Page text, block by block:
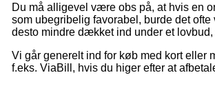
Du må alligevel være obs på, at hvis en
som ubegribelig favorabel, burde det
desto mindre dækket ind under et
Vi går generelt ind for køb med kort eller
f.eks. ViaBill, hvis du higer efter at